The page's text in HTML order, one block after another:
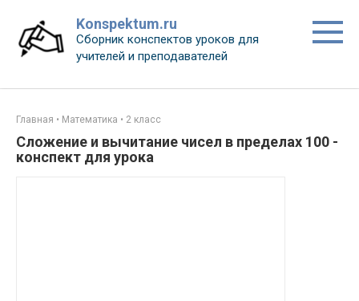
контенту
Konspektum.ru
Сборник конспектов уроков для
учителей и преподавателей
Главная • Математика • 2 класс
Сложение и вычитание чисел в пределах 100 -
конспект для урока